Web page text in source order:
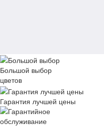
Большой выбор
цветов
Гарантия лучшей цены